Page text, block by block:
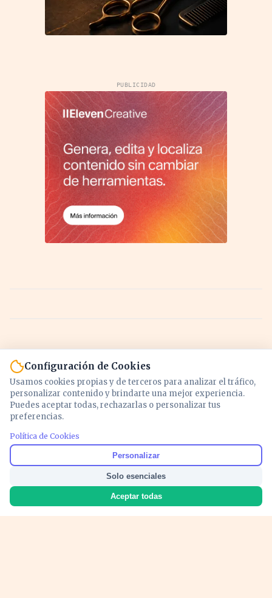
PUBLICIDAD
Noticias y análisis de economía, mercados,
inversión y política. Información actualizada
para entender lo que mueve tu dinero y tu
país.
Configuración de Cookies
Usamos cookies propias y de terceros para analizar el tráfico,
personalizar contenido y brindarte una mejor experiencia.
Puedes aceptar todas, rechazarlas o personalizar tus
preferencias.
Política de Cookies
Personalizar
Solo esenciales
Aceptar todas